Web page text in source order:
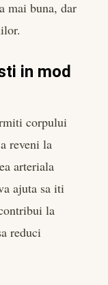
mai buna, dar
in mod
corpului
reveni la
arteriala
ajuta sa iti
la
reduci